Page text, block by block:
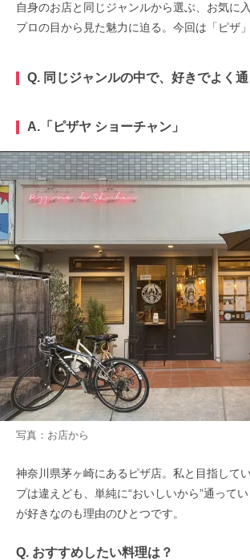
自身のお店と同じジャンルから選ぶ、お気に
プロの目から見た魅力に迫る。今回は「ピザ
Q. 同じジャンルの中で、好きでよく
A.「ピザヤ ショーチャン」
写真：お店から
神奈川県茅ヶ崎にあるピザ店。私と目指して
プは違えども、単純に“おいしいから”通って
が好きなのも理由のひとつです。
Q. おすすめしたい料理は？